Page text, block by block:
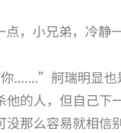
点，小兄弟，冷静
你.......”舸瑞明显
他的人，但自己下
那么容易就相信